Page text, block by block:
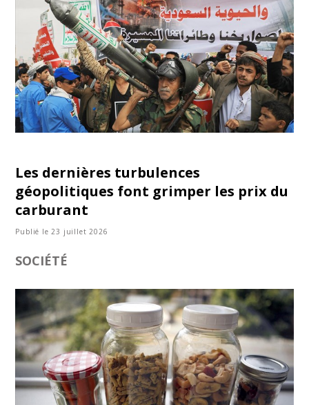
Les dernières turbulences
géopolitiques font grimper les prix du
carburant
Publié le 23 juillet 2026
SOCIÉTÉ